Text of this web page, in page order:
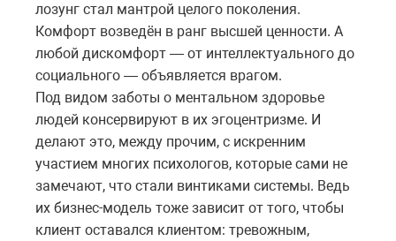
лозунг стал мантрой целого поколения.
Комфорт возведён в ранг высшей ценности. А
любой дискомфорт — от интеллектуального до
социального — объявляется врагом.
Под видом заботы о ментальном здоровье
людей консервируют в их эгоцентризме. И
делают это, между прочим, с искренним
участием многих психологов, которые сами не
замечают, что стали винтиками системы. Ведь
их бизнес-модель тоже зависит от того, чтобы
клиент оставался клиентом: тревожным,